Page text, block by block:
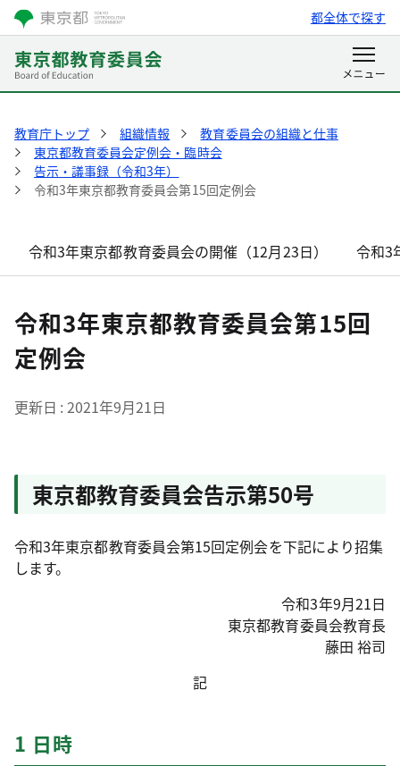
都全体で探す
教育庁トップ 組織情報
教育委員会の組織と仕事
東京都教育委員会定例会・臨時会
告示・議事録（令和3年）
令和3年東京都教育委員会第15回定例会
令和3年東京都教育委員会の開催（12月23日） 令和3
令和3年東京都教育委員会第15回
定例会
更新日 2021年9月21日
東京都教育委員会告示第50号
令和3年東京都教育委員会第15回定例会を下記により招集
します。
令和3年9月21日
東京都教育委員会教育長
藤田 裕司
記
1 日時